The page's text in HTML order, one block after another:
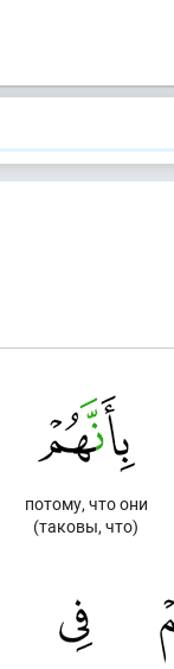
потому, что они
(таковы, что)